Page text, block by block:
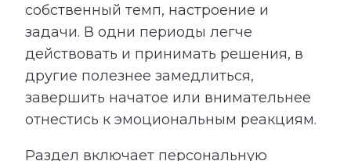
собственный темп, настроение и
задачи. В одни периоды легче
действовать и принимать решения, в
другие полезнее замедлиться,
завершить начатое или внимательнее
отнестись к эмоциональным реакциям.
Раздел включает персональную